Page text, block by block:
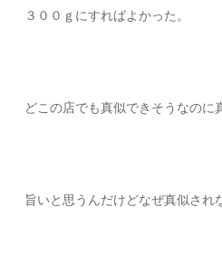
３００ｇにすればよかった。
どこの店でも真似できそうなのに
旨いと思うんだけどなぜ真似され